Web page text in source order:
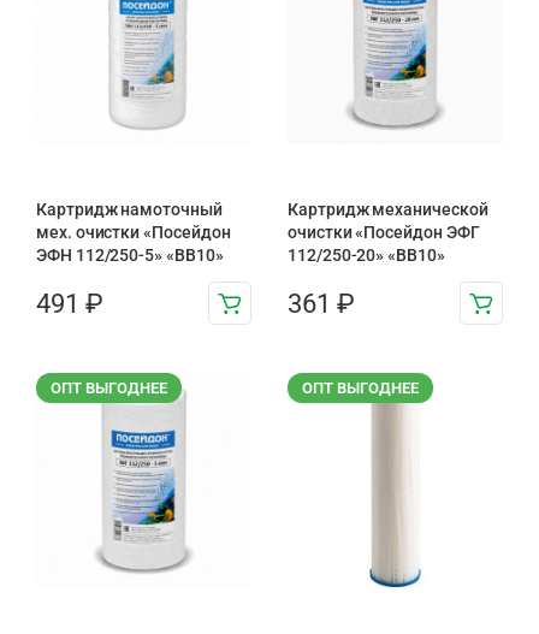
Картридж намоточный
мех. очистки «Посейдон
ЭФН 112/250-5» «BB10»
491 ₽
Картридж механической
очистки «Посейдон ЭФГ
112/250-20» «ВВ10»
361 ₽
ОПТ ВЫГОДНЕЕ ОПТ ВЫГОДНЕЕ